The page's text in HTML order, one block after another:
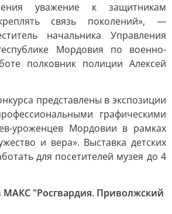
уважение к защитникам
связь поколений», —
начальника Управления
Мордовия по военно-
полковник полиции Алексей
представлены в экспозиции
графическими
уроженцев Мордовии в рамках
и вера». Выставка детских
для посетителей музея до 4
МАКС "Росгвардия. Приволжский